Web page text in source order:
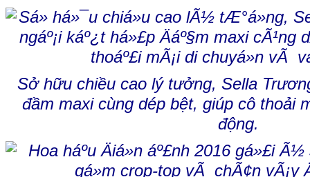
Sở hữu chiều cao lý tưởng, Sella
đầm maxi cùng dép bệt, giúp cô thoải
động.